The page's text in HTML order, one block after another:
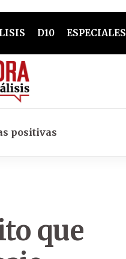
D10 ESPECIALES
positivas
que